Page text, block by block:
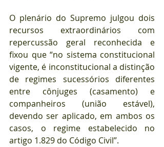
O plenário do Supremo julgou dois
recursos extraordinários com
repercussão geral reconhecida e
fixou que “no sistema constitucional
vigente, é inconstitucional a distinção
de regimes sucessórios diferentes
entre cônjuges (casamento) e
companheiros (união estável),
devendo ser aplicado, em ambos os
casos, o regime estabelecido no
artigo 1.829 do Código Civil”.